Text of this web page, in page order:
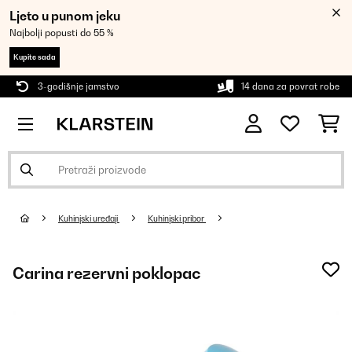
Ljeto u punom jeku
Najbolji popusti do 55 %
Kupite sada
3-godišnje jamstvo 14 dana za povrat robe
Kuhinjski uređaji Kuhinjski pribor
Carina rezervni poklopac